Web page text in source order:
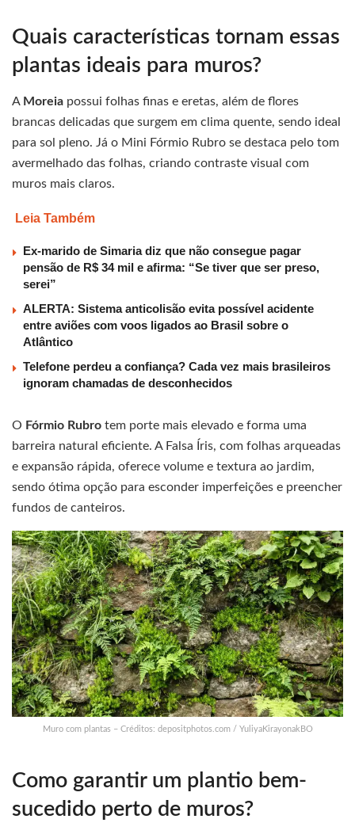
Quais características tornam essas
plantas ideais para muros?
A Moreia possui folhas finas e eretas, além de flores
brancas delicadas que surgem em clima quente, sendo ideal
para sol pleno. Já o Mini Fórmio Rubro se destaca pelo tom
avermelhado das folhas, criando contraste visual com
muros mais claros.
Leia Também
Ex-marido de Simaria diz que não consegue pagar
pensão de R$ 34 mil e afirma: “Se tiver que ser preso,
serei”
ALERTA: Sistema anticolisão evita possível acidente
entre aviões com voos ligados ao Brasil sobre o
Atlântico
Telefone perdeu a confiança? Cada vez mais brasileiros
ignoram chamadas de desconhecidos
O Fórmio Rubro tem porte mais elevado e forma uma
barreira natural eficiente. A Falsa Íris, com folhas arqueadas
e expansão rápida, oferece volume e textura ao jardim,
sendo ótima opção para esconder imperfeições e preencher
fundos de canteiros.
Muro com plantas – Créditos: depositphotos.com / YuliyaKirayonakBO
Como garantir um plantio bem-
sucedido perto de muros?